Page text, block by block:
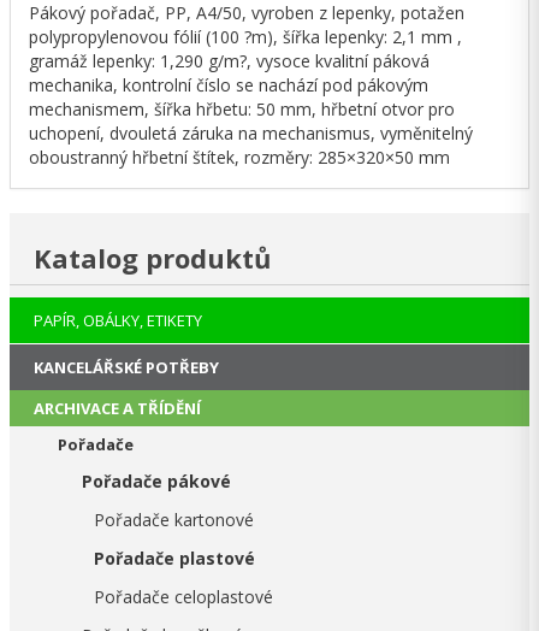
Pákový pořadač, PP, A4/50, vyroben z lepenky, potažen
polypropylenovou fólií (100 ?m), šířka lepenky: 2,1 mm ,
gramáž lepenky: 1,290 g/m?, vysoce kvalitní páková
mechanika, kontrolní číslo se nachází pod pákovým
mechanismem, šířka hřbetu: 50 mm, hřbetní otvor pro
uchopení, dvouletá záruka na mechanismus, vyměnitelný
oboustranný hřbetní štítek, rozměry: 285×320×50 mm
Katalog produktů
PAPÍR, OBÁLKY, ETIKETY
KANCELÁŘSKÉ POTŘEBY
ARCHIVACE A TŘÍDĚNÍ
Pořadače
Pořadače pákové
Pořadače kartonové
Pořadače plastové
Pořadače celoplastové